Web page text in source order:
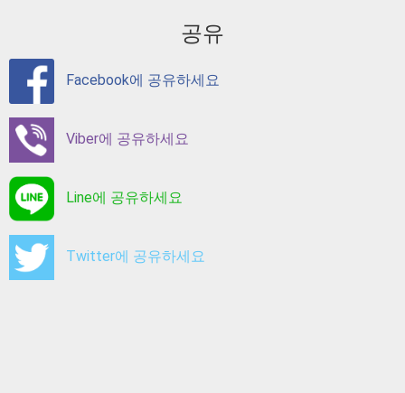
공유
Facebook에 공유하세요
Viber에 공유하세요
Line에 공유하세요
Twitter에 공유하세요